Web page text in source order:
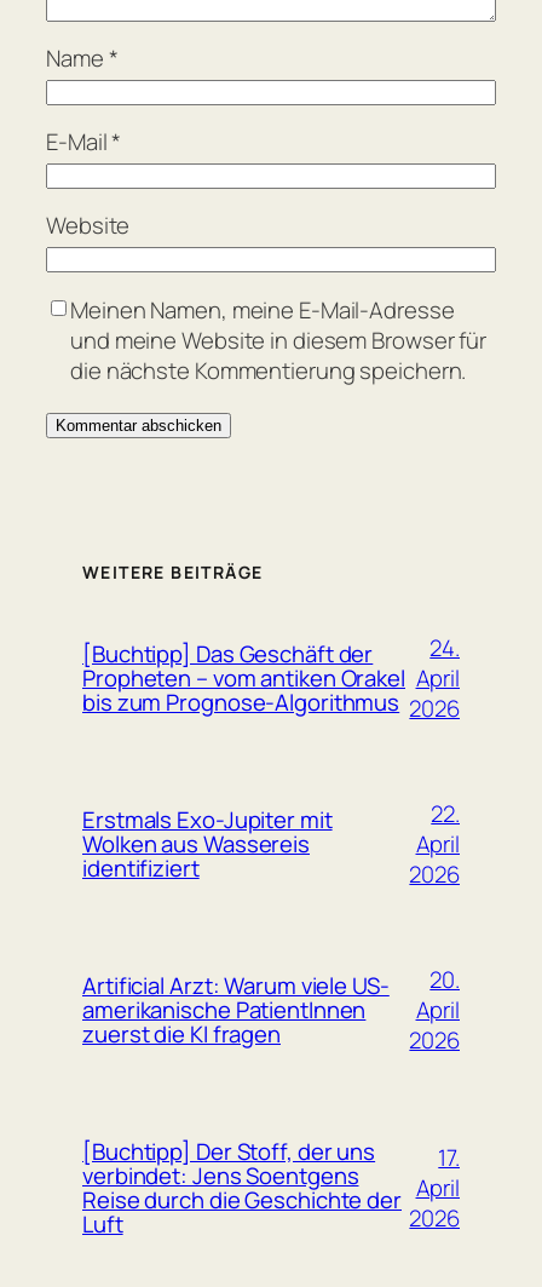
Name*
E-Mail*
Website
Meinen Namen, meine E-Mail-Adresse
und meine Website in diesem Browser für
die nächste Kommentierung speichern.
WEITERE BEITRÄGE
[Buchtipp] Das Geschäft der
Propheten – vom antiken Orakel
bis zum Prognose-Algorithmus
24.
April
2026
Erstmals Exo-Jupiter mit
Wolken aus Wassereis
identifiziert
22.
April
2026
Artificial Arzt: Warum viele US-
amerikanische PatientInnen
zuerst die KI fragen
20.
April
2026
[Buchtipp] Der Stoff, der uns
verbindet: Jens Soentgens
Reise durch die Geschichte der
Luft
17.
April
2026